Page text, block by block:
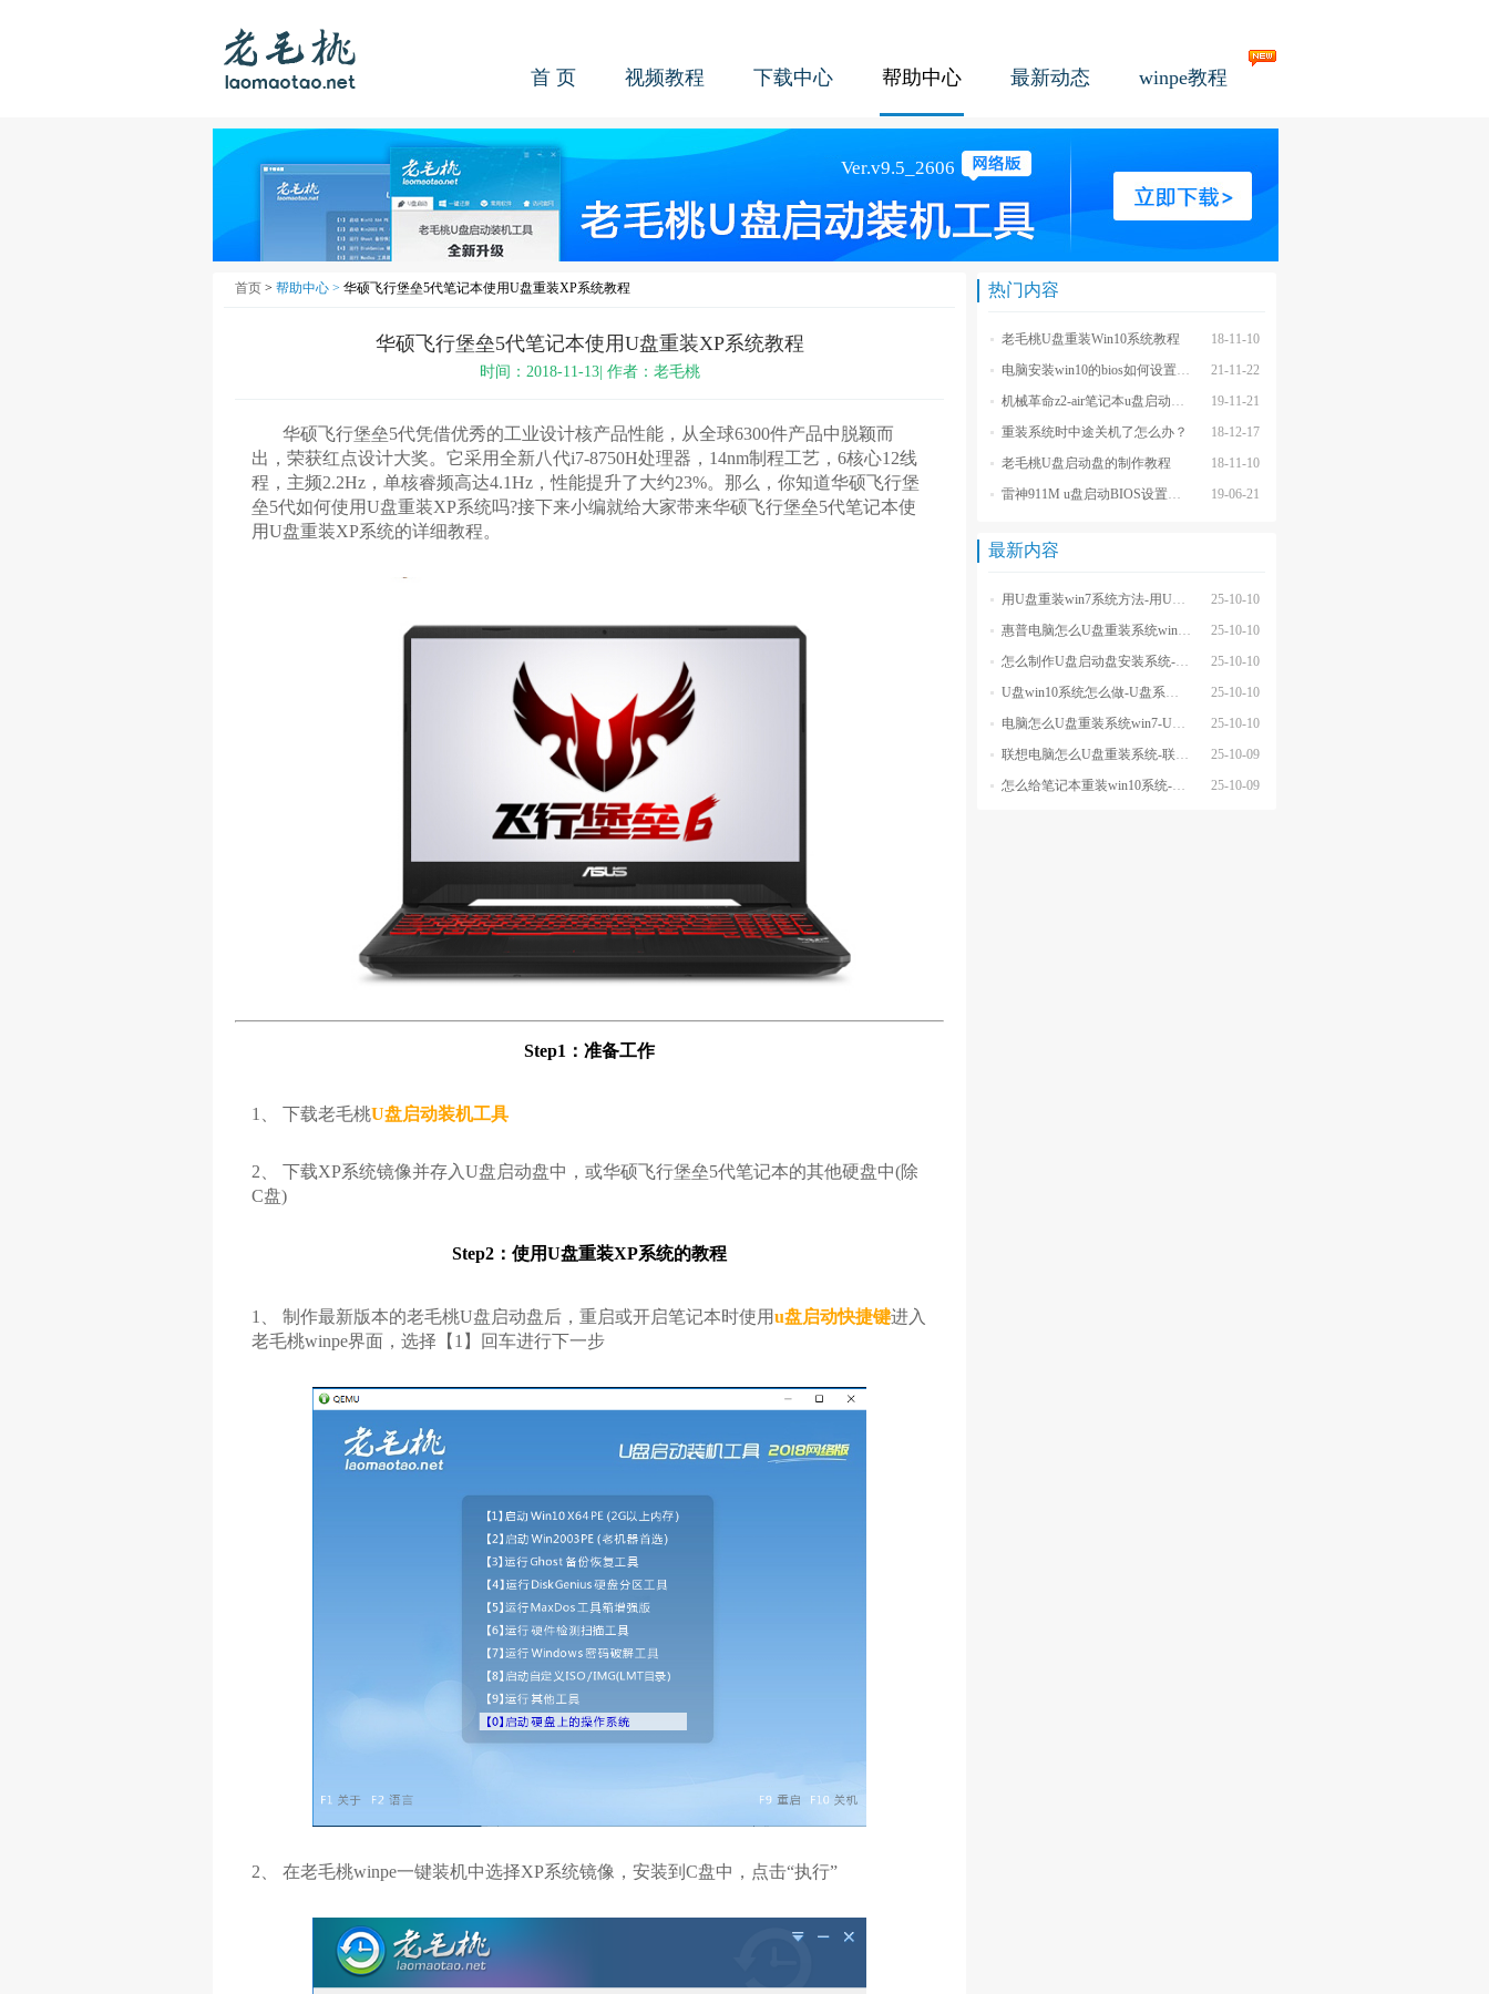
首 页 视频教程 下载中心 帮助中心 最新动态 winpe教程
首页 > 帮助中心 > 华硕飞行堡垒5代笔记本使用U盘重装XP系统教程
华硕飞行堡垒5代笔记本使用U盘重装XP系统教程
时间：2018-11-13| 作者：老毛桃
华硕飞行堡垒5代凭借优秀的工业设计核产品性能，从全球6300件产品中脱颖而
出，荣获红点设计大奖。它采用全新八代i7-8750H处理器，14nm制程工艺，6核心12线
程，主频2.2Hz，单核睿频高达4.1Hz，性能提升了大约23%。那么，你知道华硕飞行堡
垒5代如何使用U盘重装XP系统吗?接下来小编就给大家带来华硕飞行堡垒5代笔记本使
用U盘重装XP系统的详细教程。
Step1：准备工作
1、 下载老毛桃U盘启动装机工具
2、 下载XP系统镜像并存入U盘启动盘中，或华硕飞行堡垒5代笔记本的其他硬盘中(除
C盘)
Step2：使用U盘重装XP系统的教程
1、 制作最新版本的老毛桃U盘启动盘后，重启或开启笔记本时使用u盘启动快捷键进入
老毛桃winpe界面，选择【1】回车进行下一步
2、 在老毛桃winpe一键装机中选择XP系统镜像，安装到C盘中，点击“执行”
热门内容
18-11-10
老毛桃U盘重装Win10系统教程
21-11-22
电脑安装win10的bios如何设置u盘图文教程
19-11-21
机械革命z2-air笔记本u盘启动BIOS设置教程
18-12-17
重装系统时中途关机了怎么办？
18-11-10
老毛桃U盘启动盘的制作教程
19-06-21
雷神911M u盘启动BIOS设置教程
最新内容
25-10-10
用U盘重装win7系统方法-用U盘重装win7系统教程
25-10-10
惠普电脑怎么U盘重装系统win7-电脑怎么U盘重装系统win7
25-10-10
怎么制作U盘启动盘安装系统-怎么用U盘启动盘装系统win7
25-10-10
U盘win10系统怎么做-U盘系统怎么做按步骤图示
25-10-10
电脑怎么U盘重装系统win7-U盘重装系统win7系统
25-10-09
联想电脑怎么U盘重装系统-联想U盘重装系统win10
25-10-09
怎么给笔记本重装win10系统-怎么U盘重装系统win10